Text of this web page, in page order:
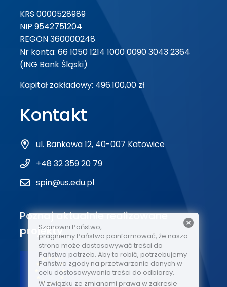
KRS 0000528989
NIP 9542751204
REGON 360000248
Nr konta: 66 1050 1214 1000 0090 3043 2364
(ING Bank Śląski)
Kapitał zakładowy: 496.100,00 zł
Kontakt
ul. Bankowa 12, 40-007 Katowice
+48 32 359 20 79
spin@us.edu.pl
Poznaj aktualnie realizowane
projekty
Szanowni Państwo,
pragniemy Państwa poinformować, że nasza
strona może dostosowywać treści do
Państwa potrzeb. Aby to robić, potrzebujemy
Państwa zgody na przetwarzanie danych w
celu dostosowywania treści do odbiorcy.
W związku ze zmianami prawa w zakresie